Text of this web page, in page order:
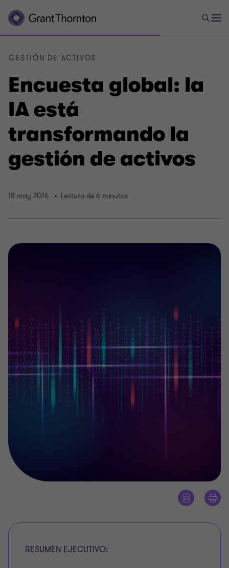
Encuesta global: la
IA está
transformando la
gestión de activos
GESTIÓN DE ACTIVOS
18 may 2026 Lectura de 6 minutos
RESUMEN EJECUTIVO: